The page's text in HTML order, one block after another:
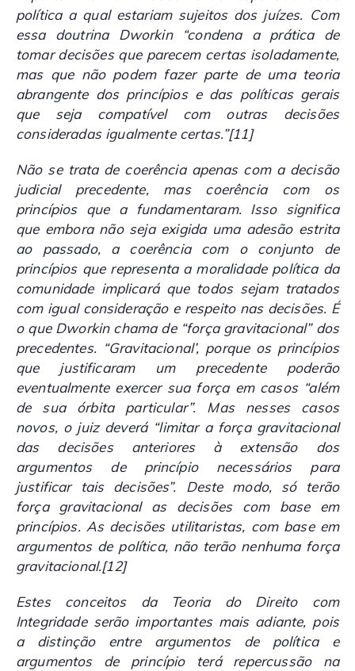
política a qual estariam sujeitos dos juízes. Com
essa doutrina Dworkin “condena a prática de
tomar decisões que parecem certas isoladamente,
mas que não podem fazer parte de uma teoria
abrangente dos princípios e das políticas gerais
que seja compatível com outras decisões
consideradas igualmente certas.”[11]
Não se trata de coerência apenas com a decisão
judicial precedente, mas coerência com os
princípios que a fundamentaram. Isso significa
que embora não seja exigida uma adesão estrita
ao passado, a coerência com o conjunto de
princípios que representa a moralidade política da
comunidade implicará que todos sejam tratados
com igual consideração e respeito nas decisões. É
o que Dworkin chama de “força gravitacional” dos
precedentes. “Gravitacional’, porque os princípios
que justificaram um precedente poderão
eventualmente exercer sua força em casos “além
de sua órbita particular”. Mas nesses casos
novos, o juiz deverá “limitar a força gravitacional
das decisões anteriores à extensão dos
argumentos de princípio necessários para
justificar tais decisões”. Deste modo, só terão
força gravitacional as decisões com base em
princípios. As decisões utilitaristas, com base em
argumentos de política, não terão nenhuma força
gravitacional.[12]
Estes conceitos da Teoria do Direito com
Integridade serão importantes mais adiante, pois
a distinção entre argumentos de política e
argumentos de princípio terá repercussão na